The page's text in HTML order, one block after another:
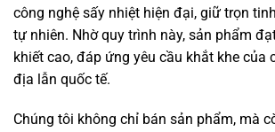
công nghệ sấy nhiệt hiện đại, giữ trọn
tự nhiên. Nhờ quy trình này, sản phẩm
khiết cao, đáp ứng yêu cầu khắt khe của
địa lẫn quốc tế.
Chúng tôi không chỉ bán sản phẩm, mà